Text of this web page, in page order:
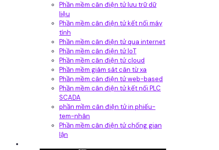
Phần mềm cân điện tử lưu trữ dữ
liệu
Phần mềm cân điện tử kết nối máy
tính
Phần mềm cân điện tử qua internet
Phần mềm cân điện tử IoT
Phần mềm cân điện tử cloud
Phần mềm giám sát cân từ xa
Phần mềm cân điện tử web-based
Phần mềm cân điện tử kết nối PLC
SCADA
phần mềm cân điện tử in phiếu-
tem-nhãn
Phần mềm cân điện tử chống gian
lận